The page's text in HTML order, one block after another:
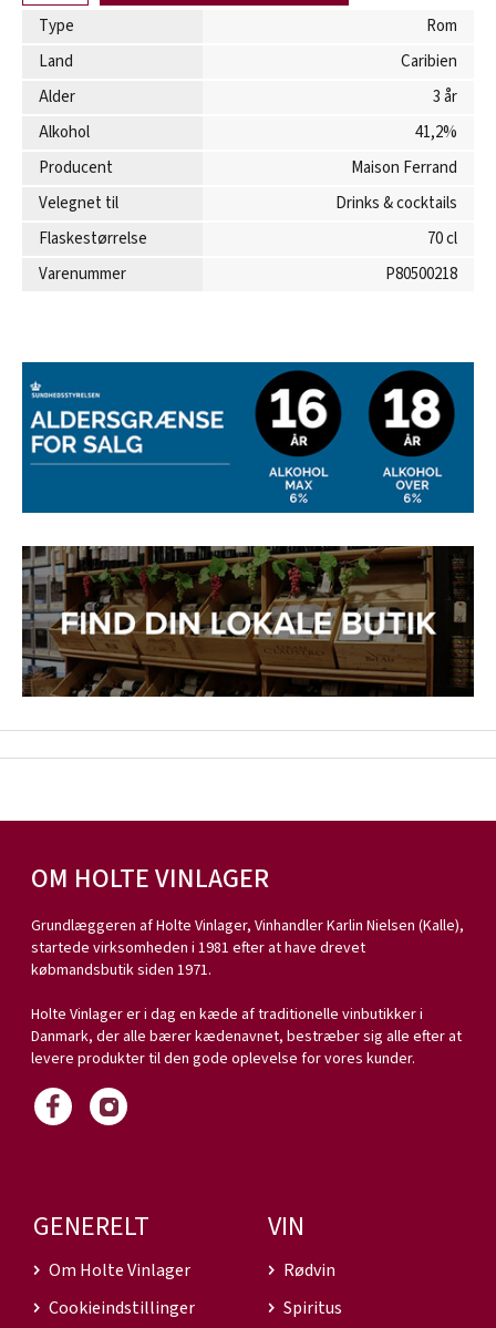
Type
Rom
Land
Caribien
Alder
3 år
Alkohol
41,2%
Producent
Maison Ferrand
Velegnet til
Drinks & cocktails
Flaskestørrelse
70 cl
Varenummer
P80500218
OM HOLTE VINLAGER
Grundlæggeren af Holte Vinlager, Vinhandler Karlin Nielsen (Kalle),
startede virksomheden i 1981 efter at have drevet
købmandsbutik siden 1971.
Holte Vinlager er i dag en kæde af traditionelle vinbutikker i
Danmark, der alle bærer kædenavnet, bestræber sig alle efter at
levere produkter til den gode oplevelse for vores kunder.
GENERELT
Om Holte Vinlager
Cookieindstillinger
VIN
Rødvin
Spiritus